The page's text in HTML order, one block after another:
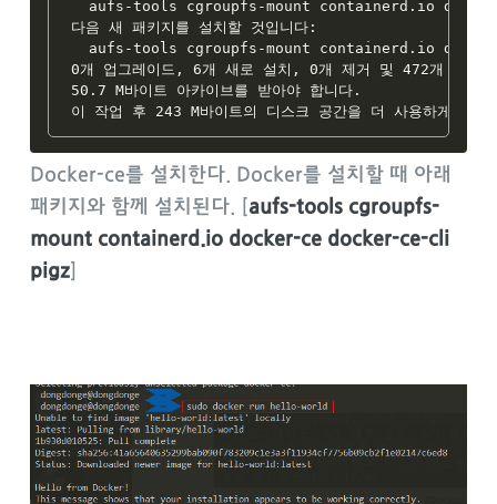
aufs-tools cgroupfs-mount containerd.io
다음 새 패키지를 설치할 것입니다:
aufs-tools cgroupfs-mount containerd.io
0개 업그레이드, 6개 새로 설치, 0개 제거 및 472개 업그
50.7 M바이트 아카이브를 받아야 합니다.
Docker-ce를 설치한다. Docker를 설치할 때 아래
패키지와 함께 설치된다. [ aufs-tools cgroupfs-
mount containerd.io docker-ce docker-ce-cli
pigz]